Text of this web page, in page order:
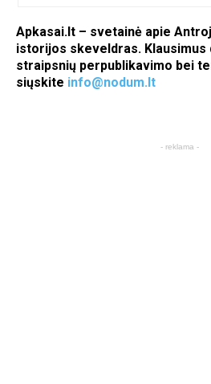
Apkasai.lt – svetainė apie
istorijos skeveldras. Klausimus
straipsnių perpublikavimo bei
siųskite info@nodum.lt
- reklama -